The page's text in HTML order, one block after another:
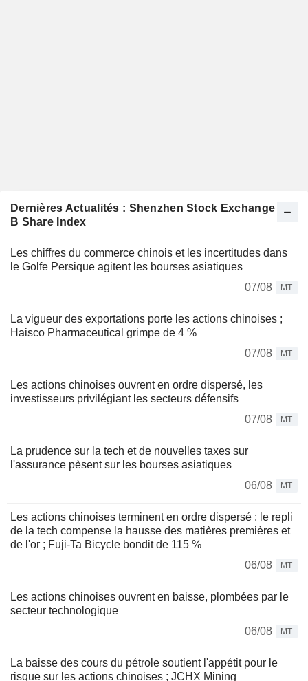
Dernières Actualités : Shenzhen Stock Exchange
B Share Index
Les chiffres du commerce chinois et les incertitudes dans
le Golfe Persique agitent les bourses asiatiques
07/08
MT
La vigueur des exportations porte les actions chinoises ;
Haisco Pharmaceutical grimpe de 4 %
07/08
MT
Les actions chinoises ouvrent en ordre dispersé, les
investisseurs privilégiant les secteurs défensifs
07/08
MT
La prudence sur la tech et de nouvelles taxes sur
l'assurance pèsent sur les bourses asiatiques
06/08
MT
Les actions chinoises terminent en ordre dispersé : le repli
de la tech compense la hausse des matières premières et
de l'or ; Fuji-Ta Bicycle bondit de 115 %
06/08
MT
Les actions chinoises ouvrent en baisse, plombées par le
secteur technologique
06/08
MT
La baisse des cours du pétrole soutient l'appétit pour le
risque sur les actions chinoises ; JCHX Mining